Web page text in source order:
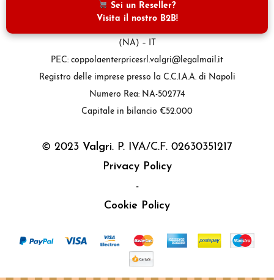
Ragione Sociale: Coppola Enterprice S.r.l.
(NA) – IT
PEC: coppolaenterpricesrl.valgri@legalmail.it
Registro delle imprese presso la C.C.I.A.A. di Napoli
Numero Rea: NA-502774
Capitale in bilancio €52.000
© 2023 Valgri. P. IVA/C.F. 02630351217
Privacy Policy
-
Cookie Policy
Sei un Reseller?
Visita il nostro B2B!